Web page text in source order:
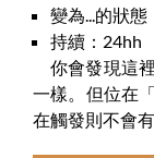
變為...的狀態
持續：24hh
你會發現這
一樣。但位在
在觸發則不會有